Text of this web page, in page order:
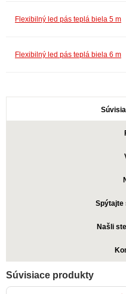
Flexibilný led pás teplá biela 5 m
Flexibilný led pás teplá biela 6 m
Spýtajte
Našli
Súvisiace produkty